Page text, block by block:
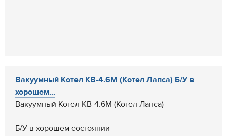
Вакуумный Котел КВ-4.6М (Котел Лапса) Б/У в
хорошем...
Вакуумный Котел КВ-4.6М (Котел Лапса)
Б/У в хорошем состоянии